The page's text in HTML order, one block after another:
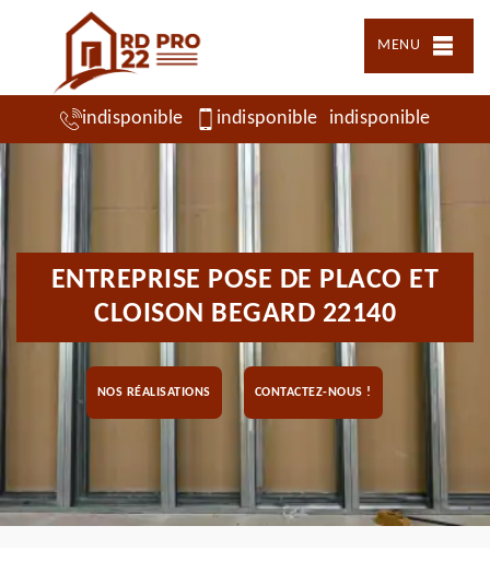
MENU
indisponible indisponible indisponible
ENTREPRISE POSE DE PLACO ET
CLOISON BEGARD 22140
NOS RÉALISATIONS CONTACTEZ-NOUS !